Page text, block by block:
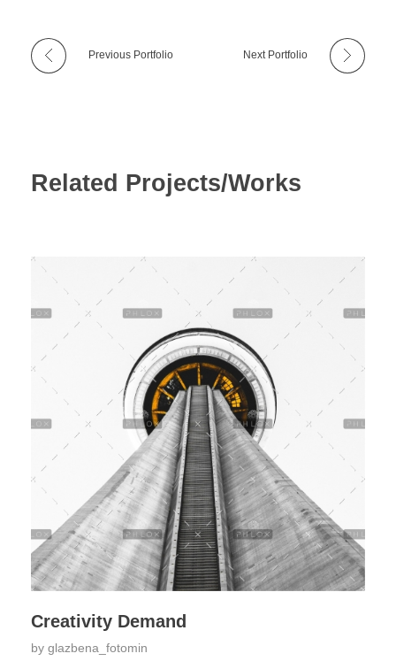
Previous Portfolio Next Portfolio
Related Projects/Works
Creativity Demand
by glazbena_fotomin